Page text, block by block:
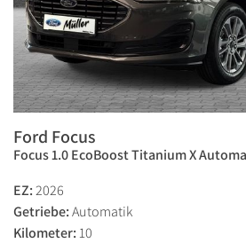
Ford Focus
Focus 1.0 EcoBoost Titanium X
EZ:2026
Getriebe:Automatik
Kilometer: 10